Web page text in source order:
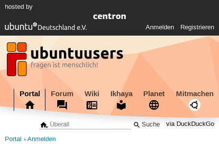
hosted by
Anmelden Registrieren
Portal Forum Wiki Ikhaya Planet Mitmachen
via DuckDuckGo
Portal Anmelden